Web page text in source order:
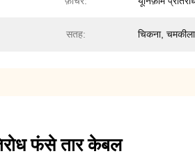
सतह: चिकना, चमकीला
फंसे तार केबल